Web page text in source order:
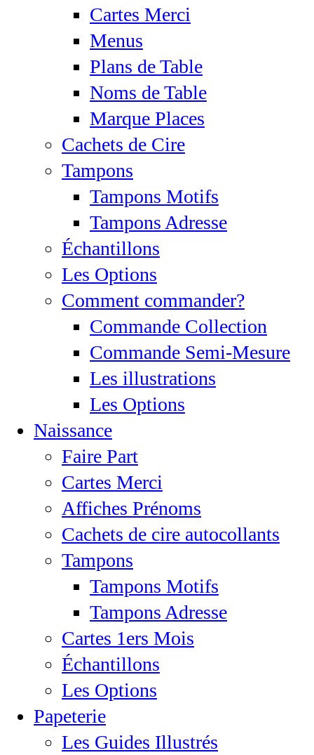
Cartes Merci
Menus
Plans de Table
Noms de Table
Marque Places
Cachets de Cire
Tampons
Tampons Motifs
Tampons Adresse
Échantillons
Les Options
Comment commander?
Commande Collection
Commande Semi-Mesure
Les illustrations
Les Options
Naissance
Faire Part
Cartes Merci
Affiches Prénoms
Cachets de cire autocollants
Tampons
Tampons Motifs
Tampons Adresse
Cartes 1ers Mois
Échantillons
Les Options
Papeterie
Les Guides Illustrés